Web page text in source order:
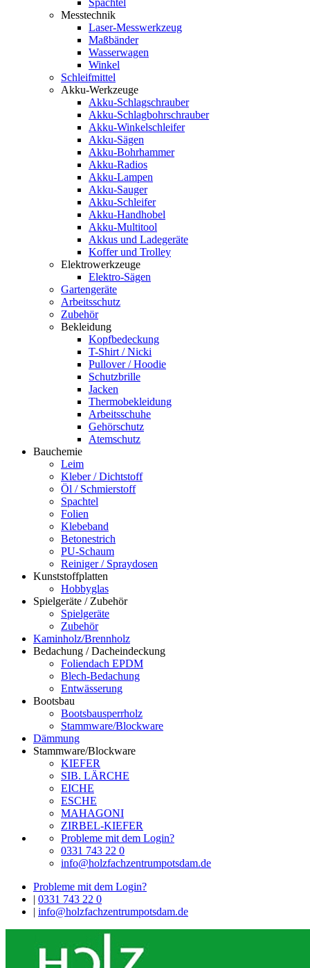
Spachtel
Messtechnik
Laser-Messwerkzeug
Maßbänder
Wasserwagen
Winkel
Schleifmittel
Akku-Werkzeuge
Akku-Schlagschrauber
Akku-Schlagbohrschrauber
Akku-Winkelschleifer
Akku-Sägen
Akku-Bohrhammer
Akku-Radios
Akku-Lampen
Akku-Sauger
Akku-Schleifer
Akku-Handhobel
Akku-Multitool
Akkus und Ladegeräte
Koffer und Trolley
Elektrowerkzeuge
Elektro-Sägen
Gartengeräte
Arbeitsschutz
Zubehör
Bekleidung
Kopfbedeckung
T-Shirt / Nicki
Pullover / Hoodie
Schutzbrille
Jacken
Thermobekleidung
Arbeitsschuhe
Gehörschutz
Atemschutz
Bauchemie
Leim
Kleber / Dichtstoff
Öl / Schmierstoff
Spachtel
Folien
Klebeband
Betonestrich
PU-Schaum
Reiniger / Spraydosen
Kunststoffplatten
Hobbyglas
Spielgeräte / Zubehör
Spielgeräte
Zubehör
Kaminholz/Brennholz
Bedachung / Dacheindeckung
Foliendach EPDM
Blech-Bedachung
Entwässerung
Bootsbau
Bootsbausperrholz
Stammware/Blockware
Dämmung
Stammware/Blockware
KIEFER
SIB. LÄRCHE
EICHE
ESCHE
MAHAGONI
ZIRBEL-KIEFER
Probleme mit dem Login?
0331 743 22 0
info@holzfachzentrumpotsdam.de
Probleme mit dem Login?
| 0331 743 22 0
| info@holzfachzentrumpotsdam.de